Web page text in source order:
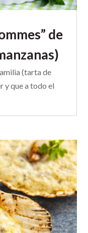
de
(tarta de
y que a todo el